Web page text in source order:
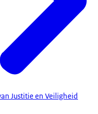
Justitie en Veiligheid